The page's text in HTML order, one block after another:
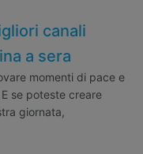
canali
a sera
momenti di pace e
se poteste creare
giornata,